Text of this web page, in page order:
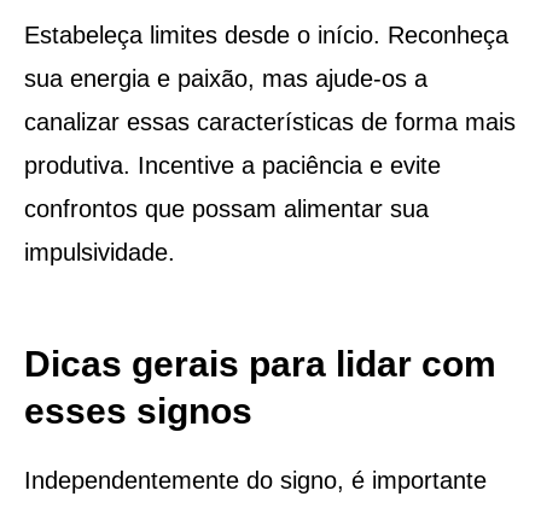
Estabeleça limites desde o início. Reconheça
sua energia e paixão, mas ajude-os a
canalizar essas características de forma mais
produtiva. Incentive a paciência e evite
confrontos que possam alimentar sua
impulsividade.
Dicas gerais para lidar com
esses signos
Independentemente do signo, é importante